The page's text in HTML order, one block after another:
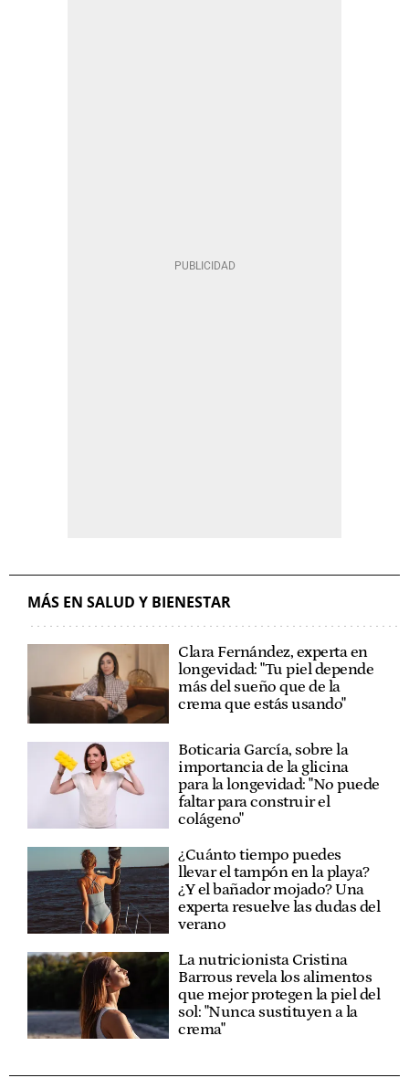
MÁS EN SALUD Y BIENESTAR
Clara Fernández, experta en
longevidad: "Tu piel depende
más del sueño que de la
crema que estás usando"
Boticaria García, sobre la
importancia de la glicina
para la longevidad: "No puede
faltar para construir el
colágeno"
¿Cuánto tiempo puedes
llevar el tampón en la playa?
¿Y el bañador mojado? Una
experta resuelve las dudas del
verano
La nutricionista Cristina
Barrous revela los alimentos
que mejor protegen la piel del
sol: "Nunca sustituyen a la
crema"